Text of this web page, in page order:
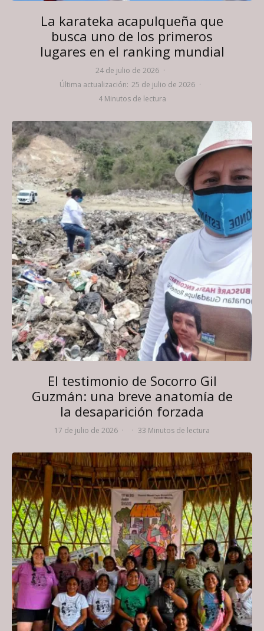
La karateka acapulqueña que
busca uno de los primeros
lugares en el ranking mundial
24 de julio de 2026 ·
Última actualización: 25 de julio de 2026 ·
4 Minutos de lectura
El testimonio de Socorro Gil
Guzmán: una breve anatomía de
la desaparición forzada
17 de julio de 2026 · · 33 Minutos de lectura